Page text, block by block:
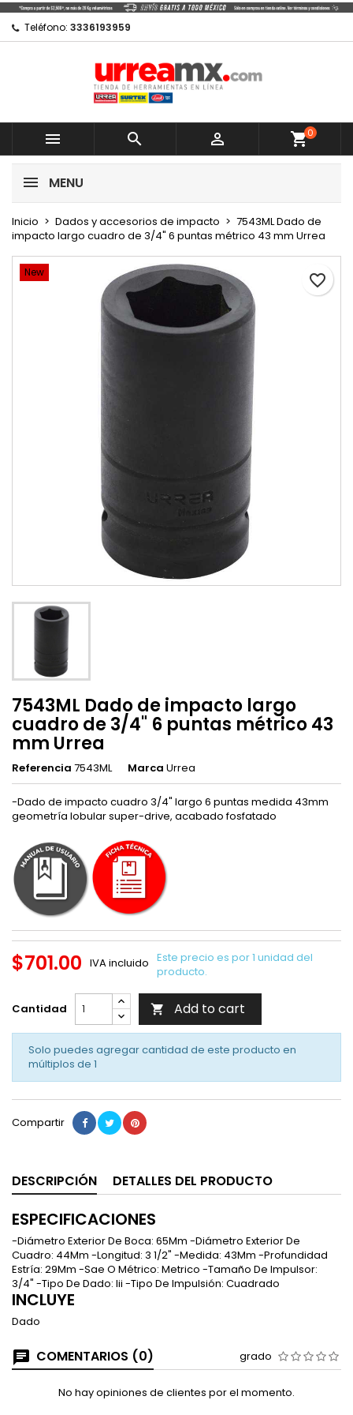
Teléfono: 3336193959
   shopping_cart0
MENU
Inicio Dados y accesorios de impacto
7543ML Dado de
impacto largo cuadro de 3/4" 6 puntas métrico 43 mm Urrea
favorite_border
New
7543ML Dado de impacto largo
cuadro de 3/4" 6 puntas métrico 43
mm Urrea
Referencia 7543ML Marca Urrea
-Dado de impacto cuadro 3/4" largo 6 puntas medida 43mm
geometría lobular super-drive, acabado fosfatado
$701.00 IVA incluido Este precio es por 1 unidad del
producto.
Cantidad  Add to cart
Solo puedes agregar cantidad de este producto en
múltiplos de 1
Compartir
DESCRIPCIÓN DETALLES DEL PRODUCTO
ESPECIFICACIONES
-Diámetro Exterior De Boca: 65Mm -Diámetro Exterior De
Cuadro: 44Mm -Longitud: 3 1/2" -Medida: 43Mm -Profundidad
Estría: 29Mm -Sae O Métrico: Metrico -Tamaño De Impulsor:
3/4" -Tipo De Dado: Iii -Tipo De Impulsión: Cuadrado
INCLUYE
Dado
COMENTARIOS (0) grado
No hay opiniones de clientes por el momento.
Mi lista de regalos
Crear nueva lista
Crear lista de deseos
Nombre de la lista de deseos
Cancelar
Iniciar sesión
Debe iniciar sesión para guardar productos en su
lista de deseos.
Cancelar
Iniciar sesión